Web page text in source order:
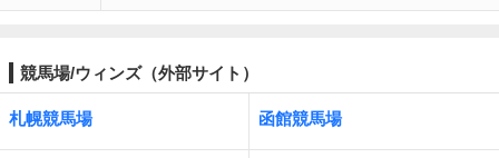
競馬場/ウィンズ（外部サイト）
札幌競馬場 函館競馬場